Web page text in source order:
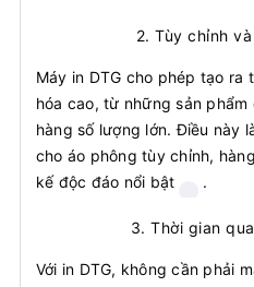
2.Tùy chỉnh
Máy in DTG cho phép tạo ra
hóa cao, từ những sản
hàng số lượng lớn. Điều này
cho áo phông tùy chỉnh,
kế độc đáo nổi bật
.
3. Thời gian
Với in DTG, không cần phải